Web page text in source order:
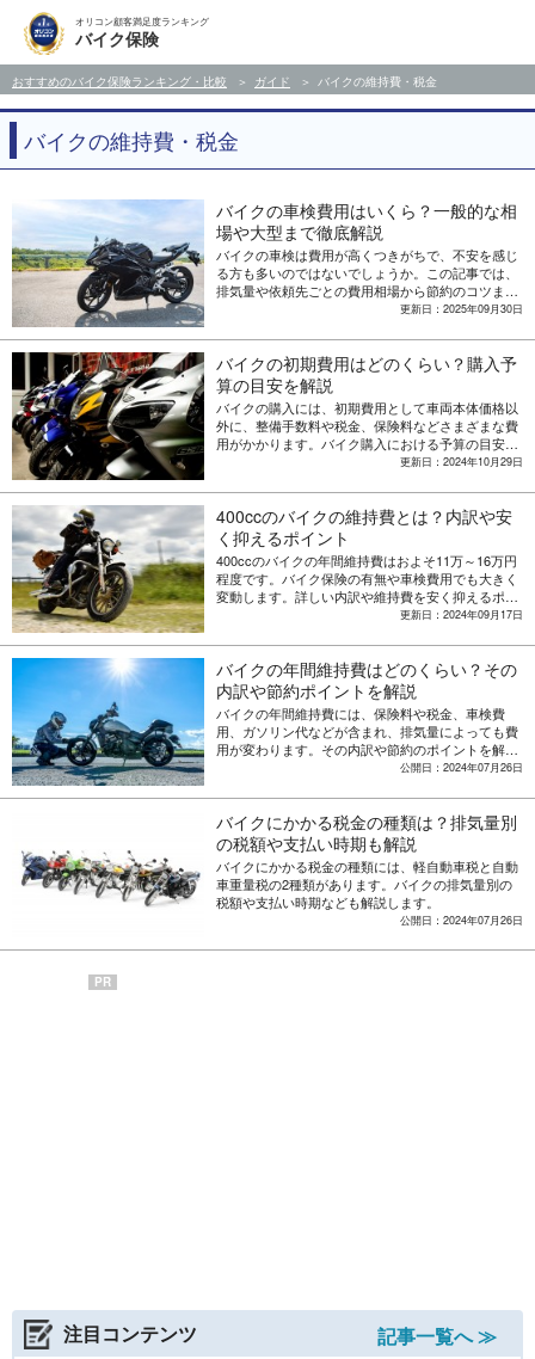
オリコン顧客満足度ランキング
バイク保険
おすすめのバイク保険ランキング・比較 ガイド バイクの維持費・税金
バイクの維持費・税金
バイクの車検費用はいくら？一般的な相
場や大型まで徹底解説
バイクの車検は費用が高くつきがちで、不安を感じ
る方も多いのではないでしょうか。この記事では、
排気量や依頼先ごとの費用相場から節約のコツまで
まとめて解説します。初めて車検を受ける方や費用
方など、これからバイク車検を控えている方にとっ
て、適切な予算計画を立てて納得のいく業者選びの
参考になる記事です。
更新日：2025年09月30日
バイクの初期費用はどのくらい？購入予
算の目安を解説
バイクの購入には、初期費用として車両本体価格以
外に、整備手数料や税金、保険料などさまざまな費
用がかかります。バイク購入における予算の目安を
更新日：2024年10月29日
400ccのバイクの維持費とは？内訳や安
く抑えるポイント
400ccのバイクの年間維持費はおよそ11万～16万円
程度です。バイク保険の有無や車検費用でも大きく
変動します。詳しい内訳や維持費を安く抑えるポイ
更新日：2024年09月17日
バイクの年間維持費はどのくらい？その
内訳や節約ポイントを解説
バイクの年間維持費には、保険料や税金、車検費
用、ガソリン代などが含まれ、排気量によっても費
用が変わります。その内訳や節約のポイントを解説
公開日：2024年07月26日
バイクにかかる税金の種類は？排気量別
の税額や支払い時期も解説
バイクにかかる税金の種類には、軽自動車税と自動
車重量税の2種類があります。バイクの排気量別の
税額や支払い時期なども解説します。
公開日：2024年07月26日
PR
注目コンテンツ
記事一覧へ ≫